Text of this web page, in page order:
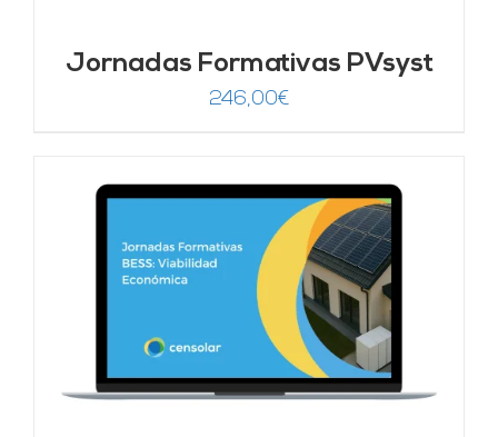
Jornadas Formativas PVsyst
246,00€